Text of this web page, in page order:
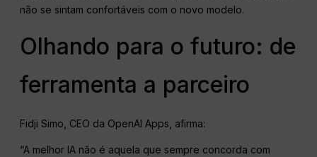
não se sintam confortáveis com o novo modelo.
Olhando para o futuro: de
ferramenta a parceiro
Fidji Simo, CEO da OpenAI Apps, afirma:
“A melhor IA não é aquela que sempre concorda com